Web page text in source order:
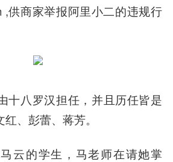
,供商家举报阿里小二的违规行
十八罗汉担任，并且历任皆是
、彭蕾、蒋芳。
马云的学生，马老师在请她掌